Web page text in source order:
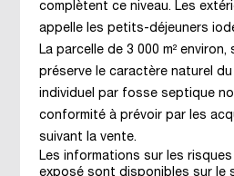
complètent ce niveau. Les
appelle les petits-déjeuners
La parcelle de 3 000 m² environ,
préserve le caractère naturel
individuel par fosse septique
conformité à prévoir par les
suivant la vente.
Les informations sur les
exposé sont disponibles sur le